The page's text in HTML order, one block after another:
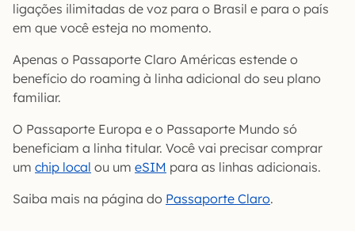
ligações ilimitadas de voz para o Brasil e para o país
em que você esteja no momento.
Apenas o Passaporte Claro Américas estende o
benefício do roaming à linha adicional do seu plano
familiar.
O Passaporte Europa e o Passaporte Mundo só
beneficiam a linha titular. Você vai precisar comprar
um chip local ou um eSIM para as linhas adicionais.
Saiba mais na página do Passaporte Claro.